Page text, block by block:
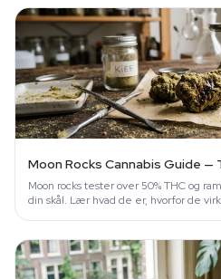
Moon Rocks Cannabis Guide —
Moon rocks tester over 50% THC og
din skål. Lær hvad de er, hvorfor de